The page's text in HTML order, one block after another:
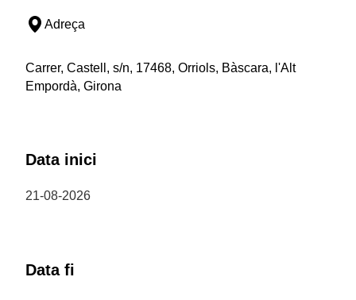
Adreça
Carrer, Castell, s/n, 17468, Orriols, Bàscara, l'Alt
Empordà, Girona
Data inici
21-08-2026
Data fi